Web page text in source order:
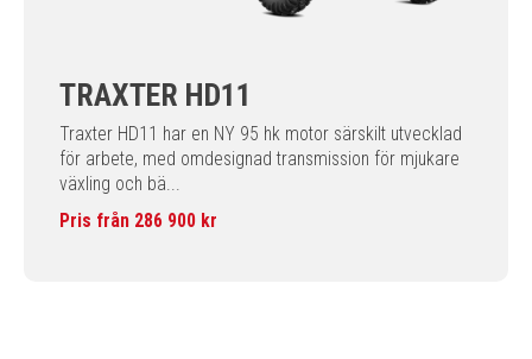
TRAXTER HD11
Traxter HD11 har en NY 95 hk motor särskilt utvecklad
för arbete, med omdesignad transmission för mjukare
växling och bä...
Pris från 286 900 kr